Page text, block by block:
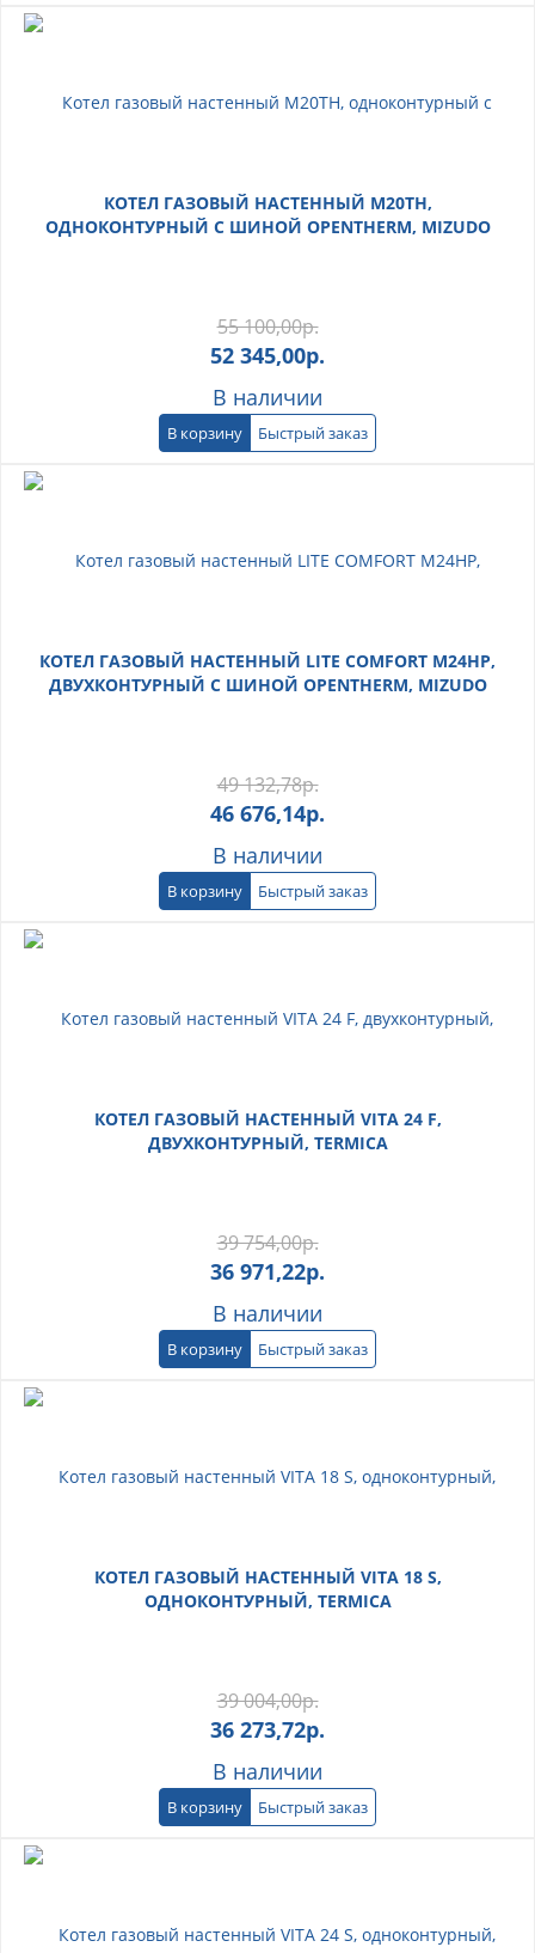
КОТЕЛ ГАЗОВЫЙ НАСТЕННЫЙ M20TH,
ОДНОКОНТУРНЫЙ С ШИНОЙ OPENTHERM, MIZUDO
55 100,00р.
52 345,00р.
В наличии
В корзину Быстрый заказ
КОТЕЛ ГАЗОВЫЙ НАСТЕННЫЙ LITE COMFORT M24HP,
ДВУХКОНТУРНЫЙ С ШИНОЙ OPENTHERM, MIZUDO
49 132,78р.
46 676,14р.
В наличии
В корзину Быстрый заказ
КОТЕЛ ГАЗОВЫЙ НАСТЕННЫЙ VITA 24 F,
ДВУХКОНТУРНЫЙ, TERMICA
39 754,00р.
36 971,22р.
В наличии
В корзину Быстрый заказ
КОТЕЛ ГАЗОВЫЙ НАСТЕННЫЙ VITA 18 S,
ОДНОКОНТУРНЫЙ, TERMICA
39 004,00р.
36 273,72р.
В наличии
В корзину Быстрый заказ